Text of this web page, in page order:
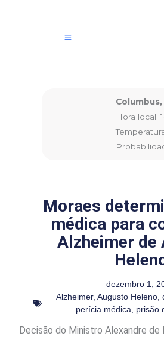
Columbus,
Hora local:
Moraes
médica para
Alzheimer de
dezembro 1,
Alzheimer, Augusto Heleno,
perícia médica, prisão
Decisão do Ministro Alexandre de